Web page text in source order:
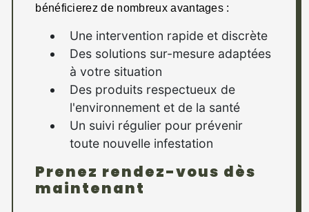
bénéficierez de nombreux avantages :
Une intervention rapide et discrète
Des solutions sur-mesure adaptées
à votre situation
Des produits respectueux de
l'environnement et de la santé
Un suivi régulier pour prévenir
toute nouvelle infestation
Prenez rendez-vous dès
maintenant